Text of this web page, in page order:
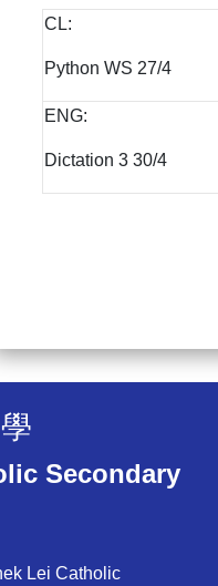
CL:
Python WS 27/4
ENG:
Dictation 3 30/4
Secondary
Lei Catholic